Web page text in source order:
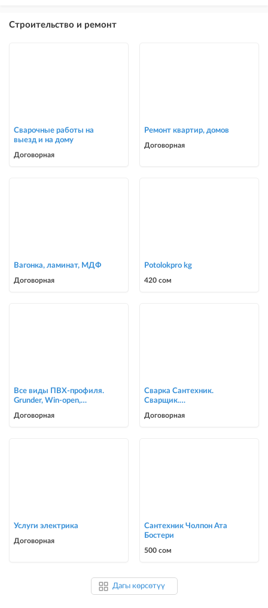
Строительство и ремонт
Сварочные работы на
выезд и на дому
Договорная
Ремонт квартир, домов
Договорная
Вагонка, ламинат, МДФ
Договорная
Potolokpro kg
420 сом
Все виды ПВХ-профиля.
Grunder, Win-open,
Комфорт в осн
Договорная
Сварка Сантехник.
Сварщик.
сварочные работы в Биш
Договорная
Услуги электрика
Договорная
Сантехник Чолпон Ата
Бостери
500 сом
Дагы көрсөтүү